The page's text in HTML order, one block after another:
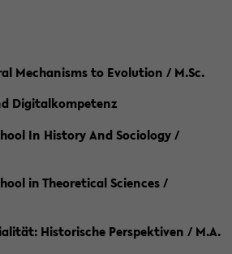
Mechanisms to Evolution / M.Sc.
Digitalkompetenz
In History And Sociology /
in Theoretical Sciences /
Historische Perspektiven / M.A.